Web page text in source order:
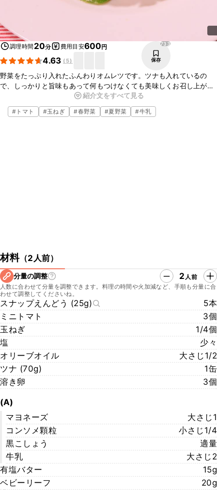
調理時間 20分 費用目安600円
4.63 ( 5)
733
保存
野菜をたっぷり入れたふんわりオムレツです。ツナも入れているの
で、しっかりと旨味もあって何もつけなくても美味しくお召し上がり
いただけます。朝食にもぴったりな一品です。パンに挟めば、サンド
ウィッチにもなりますよ。ぜひお試し下さい。
紹介文をすべて見る
# トマト #玉ねぎ #春野菜 #夏野菜 #牛乳
材料（2人前）
分量の調整 2 人前
人数に合わせて分量を調整できます。料理の時間や火加減など、手順も分量に合
わせて調整してくださいね。
スナップえんどう (25g)
5本
ミニトマト
3個
玉ねぎ
1/4個
塩
少々
オリーブオイル
大さじ1/2
ツナ (70g)
1缶
溶き卵
3個
(A)
マヨネーズ
大さじ1
コンソメ顆粒
小さじ1/4
黒こしょう
適量
牛乳
大さじ2
有塩バター
15g
ベビーリーフ
20g